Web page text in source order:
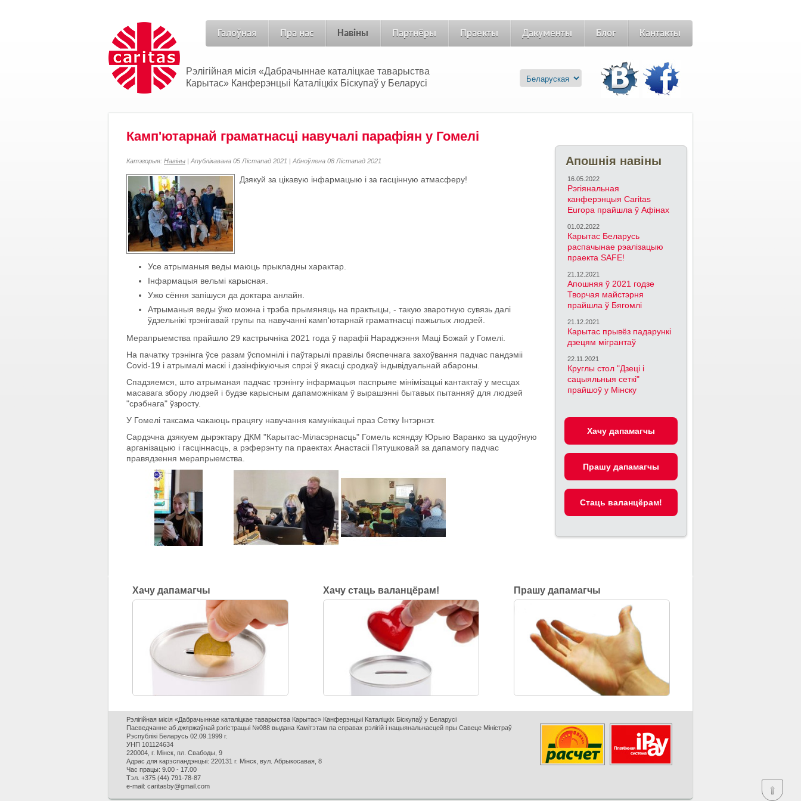
Галоўная Пра нас Навіны Партнёры Праекты Дакументы Блог Кантакты
Рэлігійная місія «Дабрачыннае каталіцкае таварыства
Карытас» Канферэнцыі Каталіцкіх Біскупаў у Беларусі
Апошнія навіны
16.05.2022
Рэгіянальная
канферэнцыя Caritas
Europa прайшла ў Афінах
01.02.2022
Карытас Беларусь
распачынае рэалізацыю
праекта SAFE!
21.12.2021
Апошняя ў 2021 годзе
Творчая майстэрня
прайшла ў Бягомлі
21.12.2021
Карытас прывёз падарункі
дзецям мігрантаў
22.11.2021
Круглы стол "Дзеці і
сацыяльныя сеткі"
прайшоў у Мінску
Хачу дапамагчы
Прашу дапамагчы
Cтаць валанцёрам!
Камп'ютарнай граматнасці навучалі парафіян у Гомелі
Катэгорыя: Навіны | Апублікавана 05 Лістапад 2021 | Абноўлена 08 Лістапад 2021
Дзякуй за цікавую інфармацыю і за гасцінную атмасферу!
Усе атрыманыя веды маюць прыкладны характар.
Інфармацыя вельмі карысная.
Ужо сёння запішуся да доктара анлайн.
Атрыманыя веды ўжо можна і трэба прымяняць на практыцы, - такую зваротную сувязь далі
ўдзельнікі трэнігавай групы па навучанні камп'ютарнай граматнасці пажылых людзей.
Мерапрыемства прайшло 29 кастрычніка 2021 года ў парафіі Нараджэння Маці Божай у Гомелі.
На пачатку трэнінга ўсе разам ўспомнілі і паўтарылі правілы бяспечнага захоўвання падчас пандэміі
Covid-19 і атрымалі маскі і дэзінфікуючыя спрэі ў якасці сродкаў індывідуальнай абароны.
Спадзяемся, што атрыманая падчас трэнінгу інфармацыя паспрыяе мінімізацыі кантактаў у месцах
масавага збору людзей і будзе карысным дапаможнікам ў вырашэнні бытавых пытанняў для людзей
"срэбнага" ўзросту.
У Гомелі таксама чакаюць працягу навучання камунікацыі праз Сетку Інтэрнэт.
Сардэчна дзякуем дырэктару ДКМ "Карытас-Міласэрнасць" Гомель ксяндзу Юрыю Варанко за цудоўную
арганізацыю і гасціннасць, а рэферэнту па праектах Анастасіі Пятушковай за дапамогу падчас
правядзення мерапрыемства.
Хачу дапамагчы Хачу стаць валанцёрам! Прашу дапамагчы
Рэлігійная місія «Дабрачыннае каталіцкае таварыства Карытас» Канферэнцыі Каталіцкіх Біскупаў у Беларусі
Пасведчанне аб джяржаўнай рэгістрацыі №088 выдана Камітэтам па справах рэлігій і нацыянальнасцей пры Савеце Міністраў
Рэспублікі Беларусь 02.09.1999 г.
УНП 101124634
220004, г. Мінск, пл. Свабоды, 9
Адрас для карэспандэнцыі: 220131 г. Мінск, вул. Абрыкосавая, 8
Час працы: 9.00 - 17.00
Тэл. +375 (44) 791-78-87
e-mail: caritasby@gmail.com